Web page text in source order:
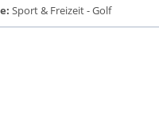
Sport & Freizeit - Golf